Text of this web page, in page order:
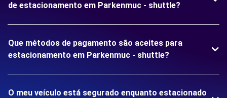
de estacionamento em Parkenmuc - shuttle?
Que métodos de pagamento são aceites para
estacionamento em Parkenmuc - shuttle?
O meu veículo está segurado enquanto estacionado